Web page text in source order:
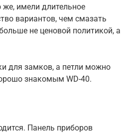
имели длительное
вариантов, чем смазать
не ценовой политикой, а
для замков, а петли можно
знакомым WD-40.
Панель приборов